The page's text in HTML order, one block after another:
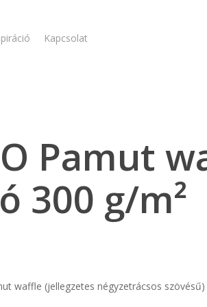
Kapcsolat
Pamut
300 g/m²
waffle (jellegzetes négyzetrácsos